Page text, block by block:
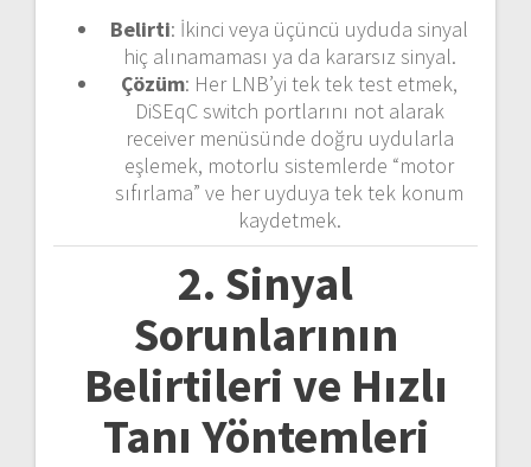
Belirti: İkinci veya üçüncü uyduda sinyal
hiç alınamaması ya da kararsız sinyal.
Çözüm: Her LNB’yi tek tek test etmek,
DiSEqC switch portlarını not alarak
receiver menüsünde doğru uydularla
eşlemek, motorlu sistemlerde “motor
sıfırlama” ve her uyduya tek tek konum
kaydetmek.
2. Sinyal
Sorunlarının
Belirtileri ve Hızlı
Tanı Yöntemleri